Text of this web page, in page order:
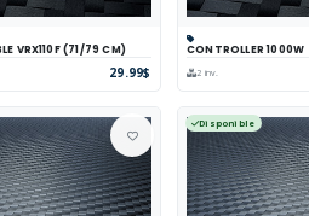
Comparer Voir
VRX110F (71/79 CM)
29.99$
Panier
CONTROLLER 1000W
2 inv.
Disponible